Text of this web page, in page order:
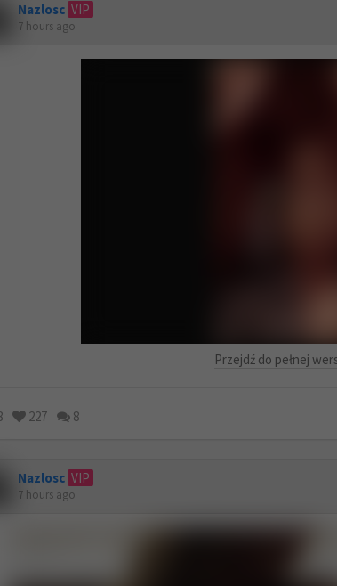
Nazlosc VIP
7 hours ago
Przejdź do pełnej
227 8
Nazlosc VIP
7 hours ago